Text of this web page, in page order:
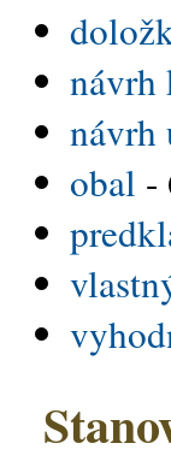
návrh
návrh
obal -